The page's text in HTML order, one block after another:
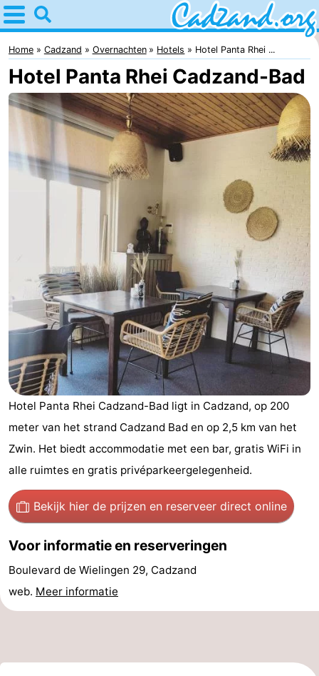
Home
Cadzand
Tips
Voor
kinderen
Overnachten
Appartementen
Vakantiehuizen
-
Bad
Meersee
Beach
Resort
Nieuwvliet-
Bad
-
De
Meulinge
-
EuroParcs
Cadzand
-
Hoogduin
-
Noordzee
Bad
-
Bad
Strand
-
Home Cadzand Overnachten Hotels Hotel Panta Rhei ...
Hotel Panta Rhei Cadzand-Bad
Hotel Panta Rhei Cadzand-Bad ligt in Cadzand, op 200
meter van het strand Cadzand Bad en op 2,5 km van het
Zwin. Het biedt accommodatie met een bar, gratis WiFi in
alle ruimtes en gratis privéparkeergelegenheid.
Bekijk hier de prijzen en reserveer direct online
Voor informatie en reserveringen
Boulevard de Wielingen 29, Cadzand
web. Meer informatie